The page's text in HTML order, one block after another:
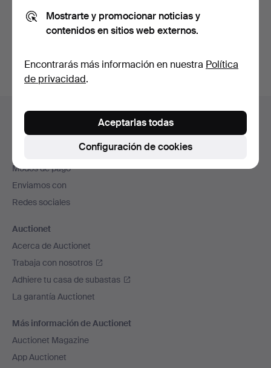
Crear cuenta
pie
de
página
Ayuda y contacto
Contacta con el servicio de atención al cliente
Todas las casas de subastas
Modos de pago
Enviamos con
Redes sociales
Auctionet
Acerca de Auctionet
Trabaja con nosotros
Adhiere tu casa de subastas
La garantía Auctionet
Más información de Auctionet
Auctionet Magazine
App Auctionet
Mostrarte y promocionar noticias y
contenidos en sitios web externos.
Encontrarás más información en nuestra Política
de privacidad.
Configuración de cookies
Aceptarlas todas